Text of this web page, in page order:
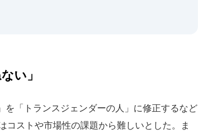
い」
「トランスジェンダーの人」に修正するなど
コストや市場性の課題から難しいとした。ま